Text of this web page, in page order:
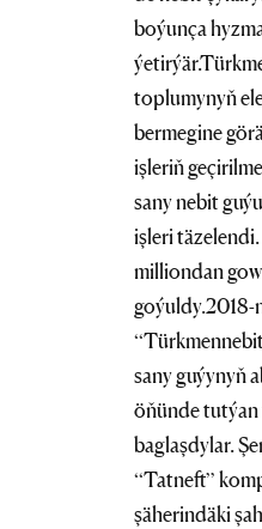
boýunça
toplumynyň
bermegine
işleriň
sany nebit
işleri
milliondan
goýuldy.2018-
sany guýynyň
öňünde tutýan
baglaşdylar.
“Tatneft”
şäherindäki